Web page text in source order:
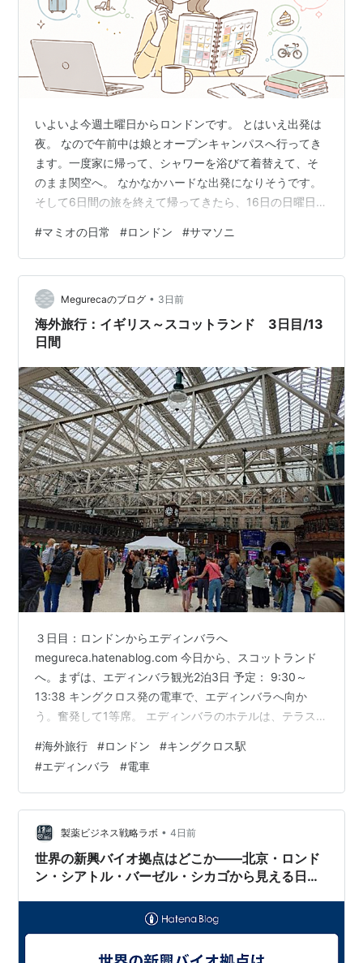
いよいよ今週土曜日からロンドンです。 とはいえ出発は
夜。 なので午前中は娘とオープンキャンパスへ行ってき
ます。一度家に帰って、シャワーを浴びて着替えて、そ
のまま関空へ。 なかなかハードな出発になりそうです。
そして6日間の旅を終えて帰ってきたら、16日の日曜日は
ありません（笑）。 偶然にも昨日会社で、「お盆明けは
出社する？ 在宅にする？」なんて話をしていたら、サマ
ソニに参戦する若者がいました。 「でも最後のAdoは見
ずに帰ります」 なるほど。やっぱり帰りの混雑を考える
と、その判断になりますよね。 うちは娘がAdoを見たが
る気もするし、見ながら…
#マミオの日常 #ロンドン #サマソニ
Megurecaのブログ • 3日前
海外旅行：イギリス～スコットランド 3日目/13
日間
３日目：ロンドンからエディンバラへ
megureca.hatenablog.com 今日から、スコットランド
へ。まずは、エディンバラ観光2泊3日 予定： 9:30～
13:38 キングクロス発の電車で、エディンバラへ向か
う。奮発して1等席。 エディンバラのホテルは、テラスホ
きの為替だと一応一泊4万円以内におさまっていたのだけ
れど、決済された時には4万円越え、、、。8月のスコッ
トランドは、とにかくホテル代がべらぼうに高い。その
上、円安なのでやむなし。 Kの自宅で目覚めた晴天のロ
ンドンの朝。閑静な住宅街に鳥の鳴き声がひびく。いい
天気！ 朝…
#海外旅行 #ロンドン #キングクロス駅
#エディンバラ #電車
製薬ビジネス戦略ラボ • 4日前
世界の新興バイオ拠点はどこか――北京・ロンド
ン・シアトル・バーゼル・シカゴから見える日本